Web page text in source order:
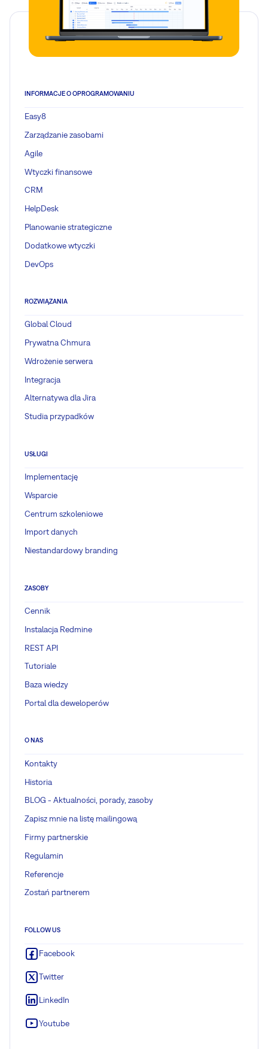
INFORMACJE O OPROGRAMOWANIU
Easy8
Zarządzanie zasobami
Agile
Wtyczki finansowe
CRM
HelpDesk
Planowanie strategiczne
Dodatkowe wtyczki
DevOps
ROZWIĄZANIA
Global Cloud
Prywatna Chmura
Wdrożenie serwera
Integracja
Alternatywa dla Jira
Studia przypadków
USŁUGI
Implementację
Wsparcie
Centrum szkoleniowe
Import danych
Niestandardowy branding
ZASOBY
Cennik
Instalacja Redmine
REST API
Tutoriale
Baza wiedzy
Portal dla deweloperów
O NAS
Kontakty
Historia
BLOG - Aktualności, porady, zasoby
Zapisz mnie na listę mailingową
Firmy partnerskie
Regulamin
Referencje
Zostań partnerem
FOLLOW US
Facebook
Twitter
LinkedIn
Youtube